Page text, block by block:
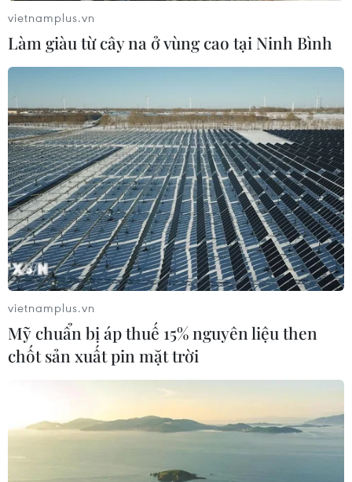
vietnamplus.vn
Làm giàu từ cây na ở vùng cao tại Ninh Bình
vietnamplus.vn
Mỹ chuẩn bị áp thuế 15% nguyên liệu then
chốt sản xuất pin mặt trời